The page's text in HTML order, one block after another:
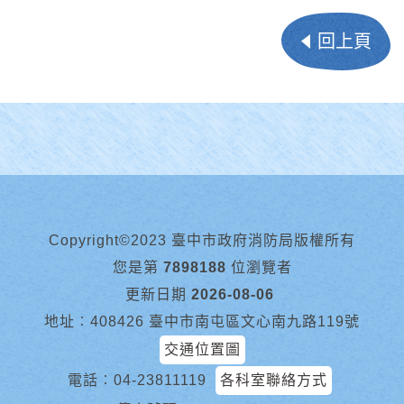
回上頁
Copyright©2023 臺中市政府消防局版權所有
您是第 7898188 位瀏覽者
更新日期 2026-08-06
地址︰408426 臺中市南屯區文心南九路119號
交通位置圖
電話︰ 04-23811119
各科室聯絡方式